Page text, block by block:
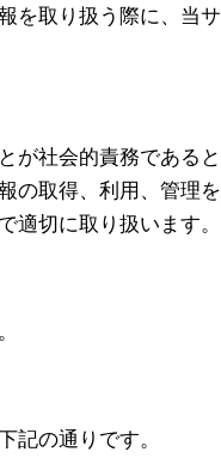
を取り扱う際に、当サ
が社会的責務であると
の取得、利用、管理を
適切に取り扱います。
記の通りです。